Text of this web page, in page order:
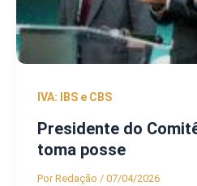
IVA: IBS e CBS
Presidente do
toma posse
PorRedação / 07/04/2026